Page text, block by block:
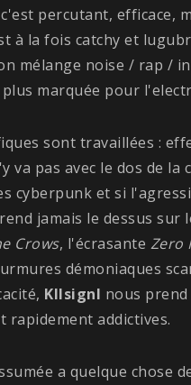
percutant, efficace,
à la fois catchy et
mélange noise / rap /
marquée pour
sont travaillées :
va pas avec le dos de
cyberpunk et si
jamais le dessus
Crows, l'écrasante Zero
démoniaques
Kllsignl nous
rapidement addictives.
a quelque chose